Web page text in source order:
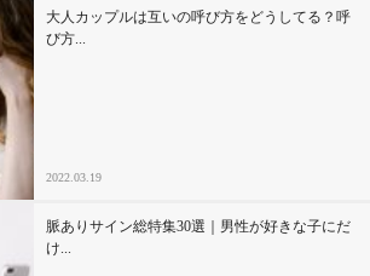
大人カップルは互いの呼び方をどうしてる？呼
び方...
2022.03.19
脈ありサイン総特集30選｜男性が好きな子にだ
け...